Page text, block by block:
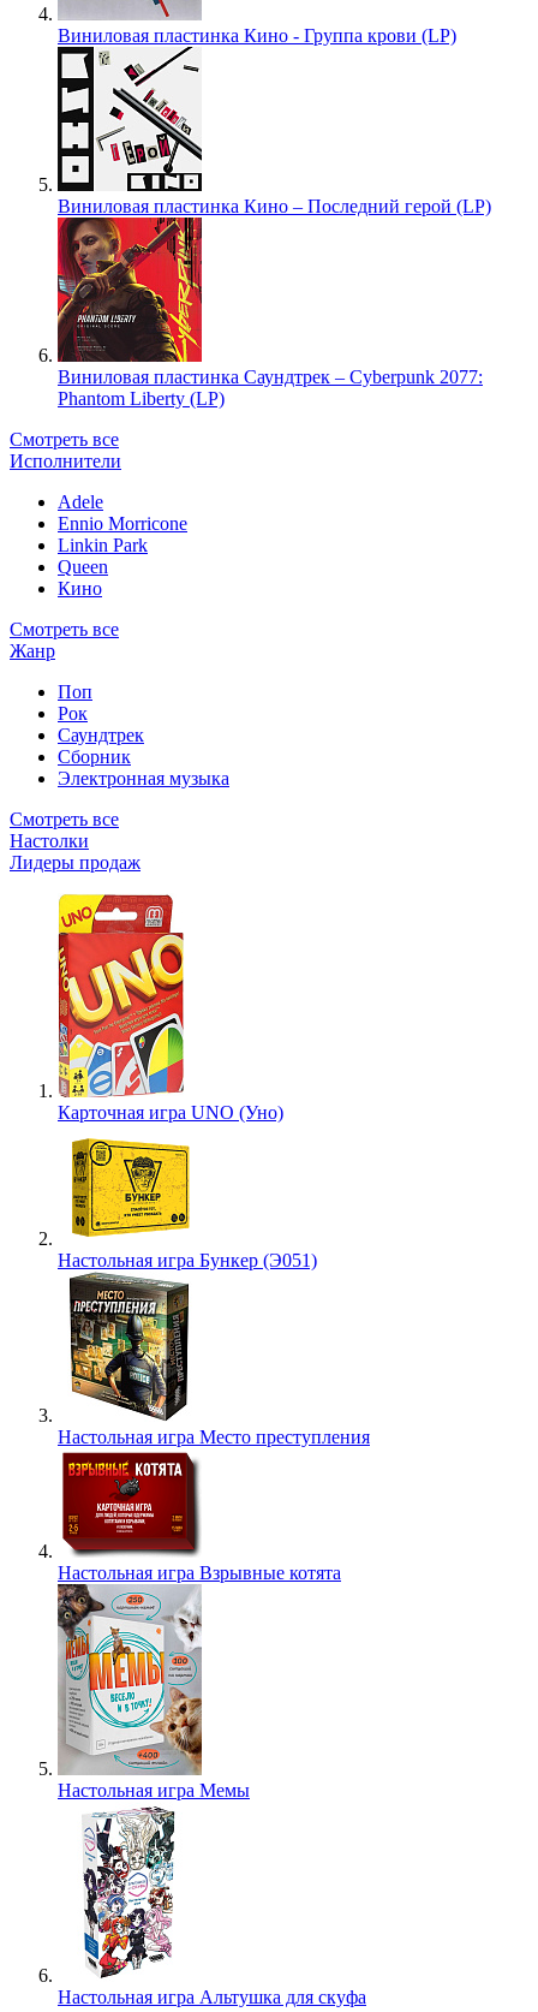
Виниловая пластинка Кино - Группа крови (LP)
Виниловая пластинка Кино – Последний герой (LP)
Виниловая пластинка Саундтрек – Cyberpunk 2077:
Phantom Liberty (LP)
Смотреть все
Исполнители
Adele
Ennio Morricone
Linkin Park
Queen
Кино
Смотреть все
Жанр
Поп
Рок
Саундтрек
Сборник
Электронная музыка
Смотреть все
Настолки
Лидеры продаж
Карточная игра UNO (Уно)
Настольная игра Бункер (Э051)
Настольная игра Место преступления
Настольная игра Взрывные котята
Настольная игра Мемы
Настольная игра Альтушка для скуфа